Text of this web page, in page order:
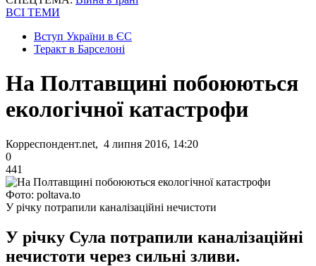
ВСІ ТЕМИ
Вступ України в ЄС
Теракт в Барселоні
На Полтавщині побоюються
екологічної катастрофи
Корреспондент.net, 4 липня 2016, 14:20
0
441
Фото: poltava.to
У річку потрапили каналізаційні нечистоти
У річку Сула потрапили каналізаційні
нечистоти через сильні зливи.